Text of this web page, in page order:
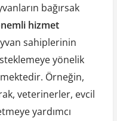
bağırsak
hizmet
sahiplerinin
yönelik
Örneğin,
veterinerler, evcil
yardımcı